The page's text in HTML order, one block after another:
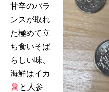
甘辛のバラ
ンスが取れ
た極めて立
ち食いそば
らしい味、
海鮮はイカ
と人参